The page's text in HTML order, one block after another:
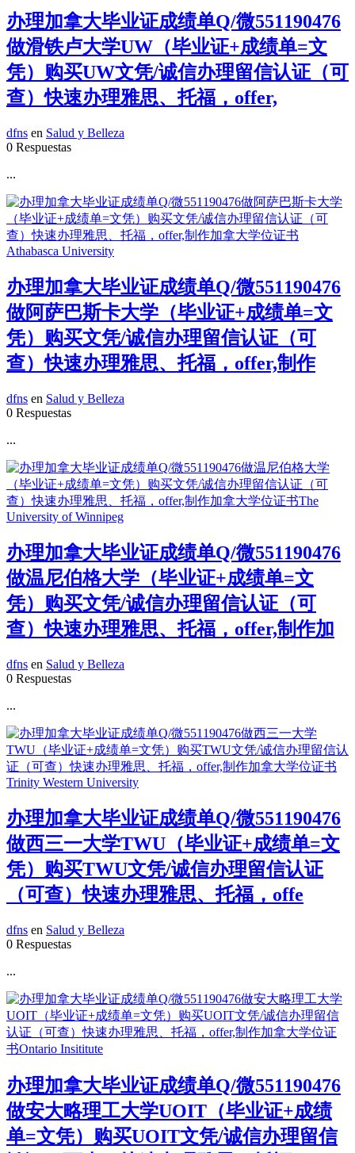
办理加拿大毕业证成绩单Q/微551190476
做滑铁卢大学UW（毕业证+成绩单=文
凭）购买UW文凭/诚信办理留信认证（可
查）快速办理雅思、托福，offer,
dfns en Salud y Belleza
0 Respuestas
...
办理加拿大毕业证成绩单Q/微551190476
做阿萨巴斯卡大学（毕业证+成绩单=文
凭）购买文凭/诚信办理留信认证（可
查）快速办理雅思、托福，offer,制作
dfns en Salud y Belleza
0 Respuestas
...
办理加拿大毕业证成绩单Q/微551190476
做温尼伯格大学（毕业证+成绩单=文
凭）购买文凭/诚信办理留信认证（可
查）快速办理雅思、托福，offer,制作加
dfns en Salud y Belleza
0 Respuestas
...
办理加拿大毕业证成绩单Q/微551190476
做西三一大学TWU（毕业证+成绩单=文
凭）购买TWU文凭/诚信办理留信认证
（可查）快速办理雅思、托福，offe
dfns en Salud y Belleza
0 Respuestas
...
办理加拿大毕业证成绩单Q/微551190476
做安大略理工大学UOIT（毕业证+成绩
单=文凭）购买UOIT文凭/诚信办理留信